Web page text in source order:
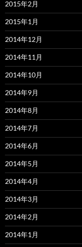
2015年2月
2015年1月
2014年12月
2014年11月
2014年10月
2014年9月
2014年8月
2014年7月
2014年6月
2014年5月
2014年4月
2014年3月
2014年2月
2014年1月